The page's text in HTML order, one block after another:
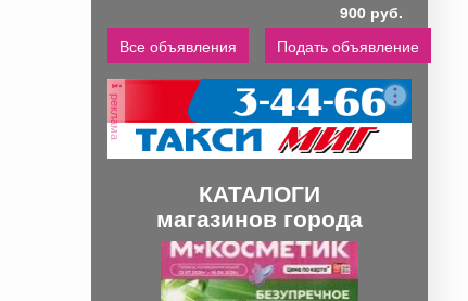
900 руб.
Все объявления
Подать объявление
реклама
КАТАЛОГИ
магазинов города